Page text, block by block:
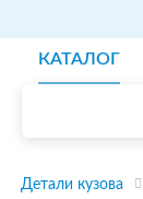
КАТАЛОГ
Детали кузова